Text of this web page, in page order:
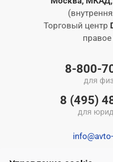
Торговый центр
8-800-
для
8 (495)
для